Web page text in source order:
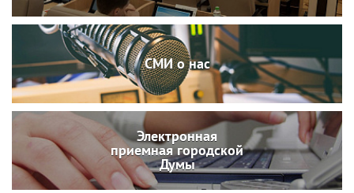
СМИ о нас
Электронная
приемная городской
Думы